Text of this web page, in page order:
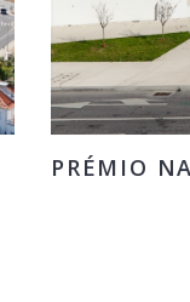
PRÉMIO